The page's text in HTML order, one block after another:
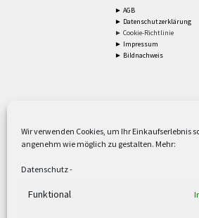
Wir verwenden Cookies, um Ihr Einkaufserlebnis
angenehm wie möglich zu gestalten. Mehr:
Datenschutz-
Funktional
► AGB
► Datenschutzerklärung
► Cookie-Richtlinie
► Impressum
► Bildnachweis
Versandkostenfrei ab
oder gewerblichen